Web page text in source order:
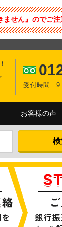
せん』のでご
受付時間
お客様の声